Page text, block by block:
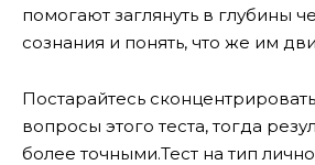
помогают заглянуть в глубины
сознания и понять, что же им
Постарайтесь
вопросы этого теста, тогда
более точными.Тест на тип